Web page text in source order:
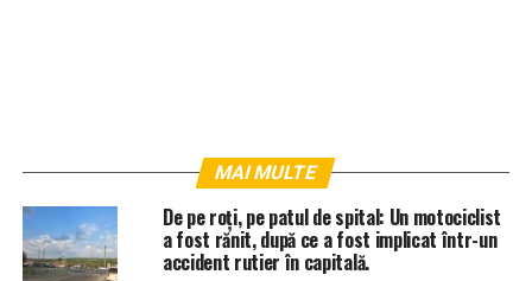
MAI MULTE
De pe roți, pe patul de spital: Un motociclist
a fost rănit, după ce a fost implicat într-un
accident rutier în capitală.